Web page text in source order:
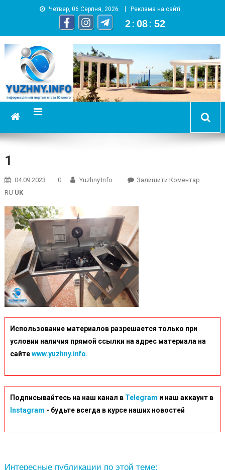
Четвер, 06 Серпня, 2026 Реклама на сайті
2 : 08 : 52
YUZHNY.INFO
информационный портал города Южный
1
04.09.2023 0 Yuzhny.info Залишити КоментарOn
RU UK
Использование материалов разрешается только при
условии наличия прямой ссылки на адрес материала на
сайтеwww.yuzhny.info.
Подписывайтесь на наш канал в Telegram и наш аккаунт в
Instagram - будьте всегда в курсе наших новостей
Интересные публикации по этой теме: